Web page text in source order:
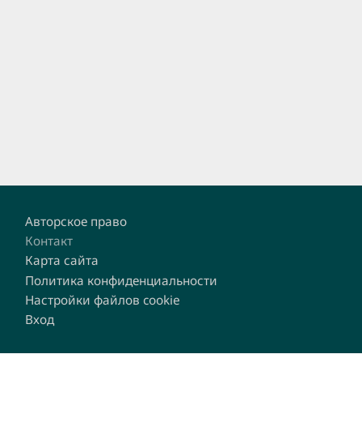
Footer
Авторское право
Контакт
Карта сайта
Политика конфиденциальности
Настройки файлов cookie
Вход